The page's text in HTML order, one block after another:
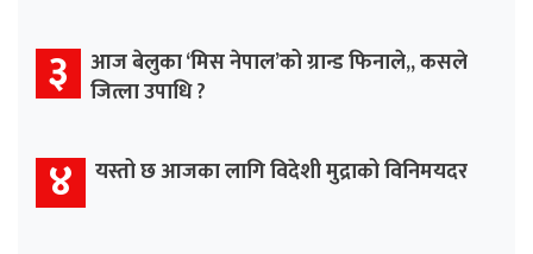
३ आज बेलुका ‘मिस नेपाल’को ग्रान्ड फिनाले,, कसले
जित्ला उपाधि ?
४ यस्तो छ आजका लागि विदेशी मुद्राको विनिमयदर